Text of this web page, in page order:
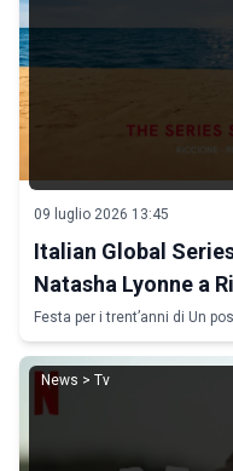
09 luglio 2026 13:45
Italian Global
Natasha Lyonne a
Festa per i trent’anni di Un
News > Tv